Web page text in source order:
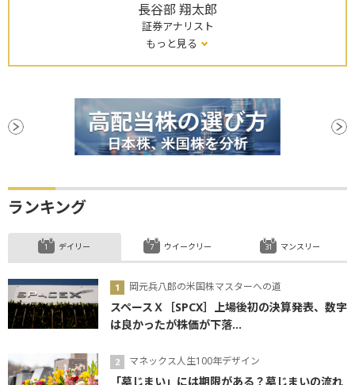
長谷部 翔太郎
証券アナリスト
もっと見る
ランキング
デイリー
岡元兵八郎の米国株マスターへの道
スペースＸ［SPCX］上場後初の決算発表、数字
は良かったが株価が下落...
マネックス人生100年デザイン
「墓じまい」には期限がある？墓じまいの流れ
ウイークリー マンスリー